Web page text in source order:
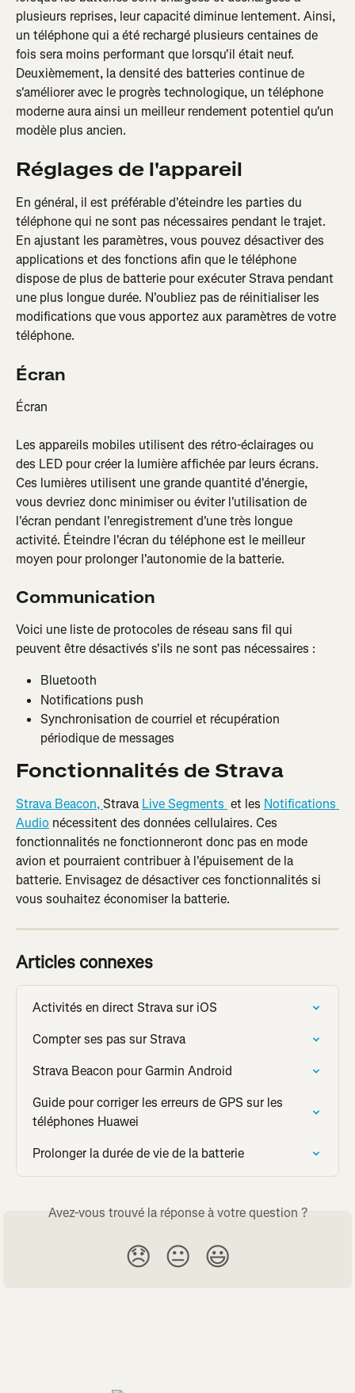
plusieurs reprises, leur capacité diminue lentement. Ainsi,
un téléphone qui a été rechargé plusieurs centaines de
fois sera moins performant que lorsqu'il était neuf.
Deuxièmement, la densité des batteries continue de
s'améliorer avec le progrès technologique, un téléphone
moderne aura ainsi un meilleur rendement potentiel qu'un
modèle plus ancien.
Réglages de l'appareil
En général, il est préférable d'éteindre les parties du
téléphone qui ne sont pas nécessaires pendant le trajet.
En ajustant les paramètres, vous pouvez désactiver des
applications et des fonctions afin que le téléphone
dispose de plus de batterie pour exécuter Strava pendant
une plus longue durée. N'oubliez pas de réinitialiser les
modifications que vous apportez aux paramètres de votre
téléphone.
Écran
Écran
Les appareils mobiles utilisent des rétro-éclairages ou
des LED pour créer la lumière affichée par leurs écrans.
Ces lumières utilisent une grande quantité d'énergie,
vous devriez donc minimiser ou éviter l'utilisation de
l'écran pendant l'enregistrement d'une très longue
activité. Éteindre l'écran du téléphone est le meilleur
moyen pour prolonger l'autonomie de la batterie.
Communication
Voici une liste de protocoles de réseau sans fil qui
peuvent être désactivés s'ils ne sont pas nécessaires :
Bluetooth
Notifications push
Synchronisation de courriel et récupération
périodique de messages
Fonctionnalités de Strava
Strava Beacon, Strava Live Segments et les Notifications
Audio nécessitent des données cellulaires. Ces
fonctionnalités ne fonctionneront donc pas en mode
avion et pourraient contribuer à l'épuisement de la
batterie. Envisagez de désactiver ces fonctionnalités si
vous souhaitez économiser la batterie.
Articles connexes
Activités en direct Strava sur iOS
Compter ses pas sur Strava
Strava Beacon pour Garmin Android
Guide pour corriger les erreurs de GPS sur les
téléphones Huawei
Prolonger la durée de vie de la batterie
Avez-vous trouvé la réponse à votre question ?
😞 😐 😃